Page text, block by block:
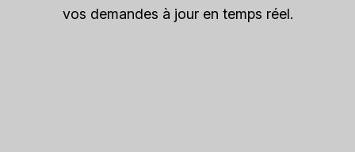
vos demandes à jour en temps réel.